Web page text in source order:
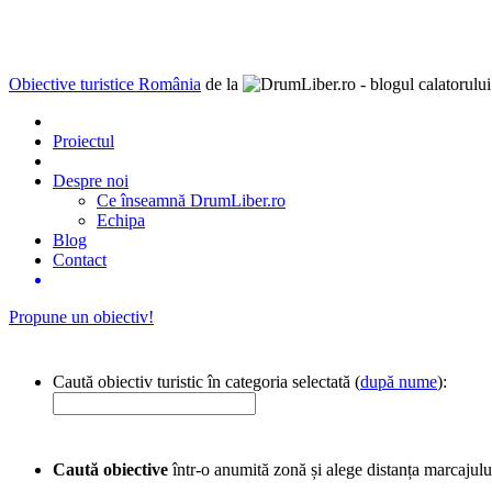
Obiective turistice România de la
Proiectul
Despre noi
Ce înseamnă DrumLiber.ro
Echipa
Blog
Contact
Propune un obiectiv!
Caută obiectiv turistic în categoria selectată (după nume):
Caută obiectiveîntr-o anumită zonă și alege distanța